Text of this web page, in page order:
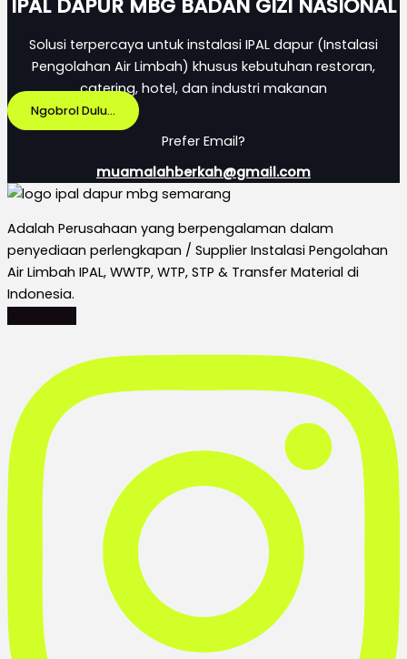
IPAL DAPUR MBG BADAN GIZI NASIONAL
Solusi terpercaya untuk instalasi IPAL dapur (Instalasi
Pengolahan Air Limbah) khusus kebutuhan restoran,
catering, hotel, dan industri makanan
Ngobrol Dulu...
Prefer Email?
muamalahberkah@gmail.com
Adalah Perusahaan yang berpengalaman dalam
penyediaan perlengkapan / Supplier Instalasi Pengolahan
Air Limbah IPAL, WWTP, WTP, STP & Transfer Material di
Indonesia.